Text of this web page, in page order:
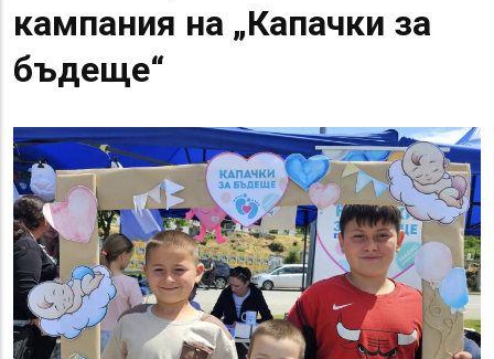
кампания на „Капачки за
бъдеще“